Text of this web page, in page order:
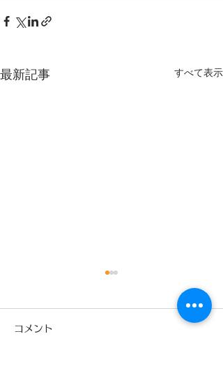
最新記事 すべて表示
コメント